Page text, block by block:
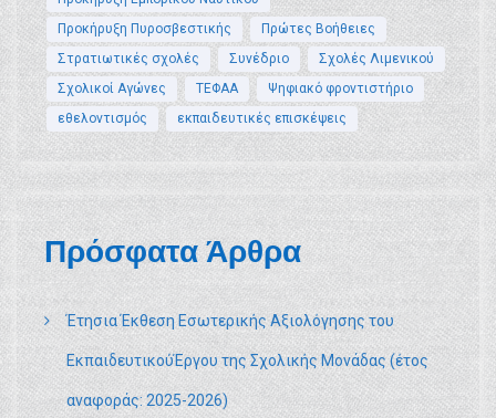
Προκήρυξη Πυροσβεστικής
Πρώτες Βοήθειες
Στρατιωτικές σχολές
Συνέδριο
Σχολές Λιμενικού
Σχολικοί Αγώνες
ΤΕΦΑΑ
Ψηφιακό φροντιστήριο
εθελοντισμός
εκπαιδευτικές επισκέψεις
Πρόσφατα Άρθρα
Έτησια Έκθεση Εσωτερικής Αξιολόγησης του
ΕκπαιδευτικούΈργου της Σχολικής Μονάδας (έτος
αναφοράς: 2025-2026)